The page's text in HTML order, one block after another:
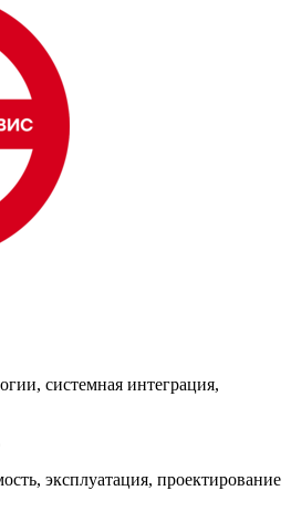
системная интеграция,
эксплуатация, проектирование